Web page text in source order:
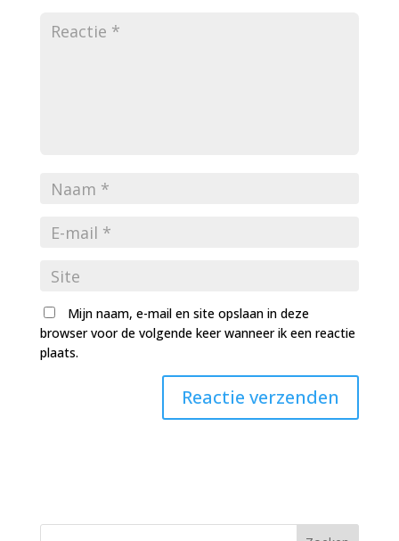
Mijn naam, e-mail en site opslaan in deze
browser voor de volgende keer wanneer ik een reactie
plaats.